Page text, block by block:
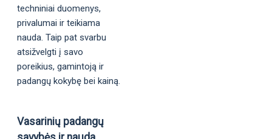
techniniai duomenys,
privalumai ir teikiama
nauda. Taip pat svarbu
atsižvelgti į savo
poreikius, gamintoją ir
padangų kokybę bei kainą.
Vasarinių padangų